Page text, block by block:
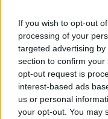
If you wish to opt-out
processing of your
targeted advertising
section to confirm
opt-out request is
interest-based ads
us or personal
your opt-out. You may
Comentari: